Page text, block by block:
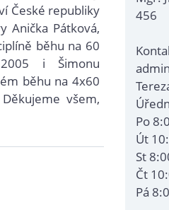
456
Po
Út
St
Čt
Pá
České republiky
Anička Pátková,
běhu na 60
i Šimonu
běhu na 4x60
všem,